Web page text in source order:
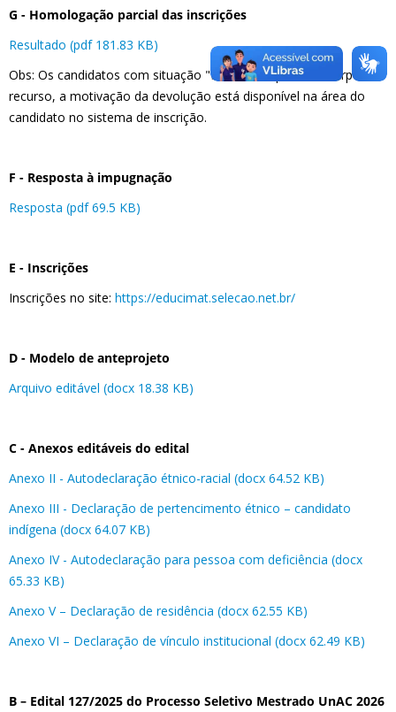
G - Homologação parcial das inscrições
Resultado (pdf 181.83 KB)
Obs: Os candidatos com situação "Devolvida" podem interpor
recurso, a motivação da devolução está disponível na área do
candidato no sistema de inscrição.
F - Resposta à impugnação
Resposta (pdf 69.5 KB)
E - Inscrições
Inscrições no site: https://educimat.selecao.net.br/
D - Modelo de anteprojeto
Arquivo editável (docx 18.38 KB)
C - Anexos editáveis do edital
Anexo II - Autodeclaração étnico-racial (docx 64.52 KB)
Anexo III - Declaração de pertencimento étnico – candidato
indígena (docx 64.07 KB)
Anexo IV - Autodeclaração para pessoa com deficiência (docx
65.33 KB)
Anexo V – Declaração de residência (docx 62.55 KB)
Anexo VI – Declaração de vínculo institucional (docx 62.49 KB)
B – Edital 127/2025 do Processo Seletivo Mestrado UnAC 2026